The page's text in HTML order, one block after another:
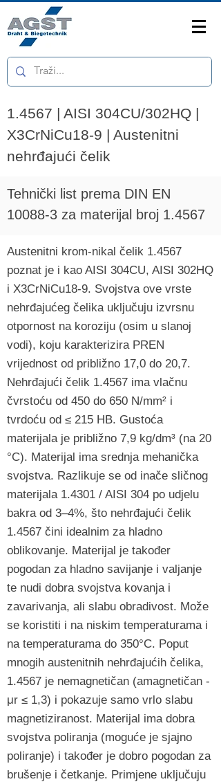
1.4567 | AISI 304CU/302HQ |
X3CrNiCu18-9 | Austenitni
nehrđajući čelik
Tehnički list prema DIN EN
10088-3 za materijal broj 1.4567
Austenitni krom-nikal čelik 1.4567
poznat je i kao AISI 304CU, AISI 302HQ
i X3CrNiCu18-9. Svojstva ove vrste
nehrđajućeg čelika uključuju izvrsnu
otpornost na koroziju (osim u slanoj
vodi), koju karakterizira PREN
vrijednost od približno 17,0 do 20,7.
Nehrđajući čelik 1.4567 ima vlačnu
čvrstoću od 450 do 650 N/mm² i
tvrdoću od ≤ 215 HB. Gustoća
materijala je približno 7,9 kg/dm³ (na 20
°C). Materijal ima srednja mehanička
svojstva. Razlikuje se od inače sličnog
materijala 1.4301 / AISI 304 po udjelu
bakra od 3–4%, što nehrđajući čelik
1.4567 čini idealnim za hladno
oblikovanje. Materijal je također
pogodan za hladno savijanje i valjanje
te nudi dobra svojstva kovanja i
zavarivanja, ali slabu obradivost. Može
se koristiti i na niskim temperaturama i
na temperaturama do 350°C. Poput
mnogih austenitnih nehrđajućih čelika,
1.4567 je nemagnetičan (amagnetičan -
μr ≤ 1,3) i pokazuje samo vrlo slabu
magnetiziranost. Materijal ima dobra
svojstva poliranja (moguće je sjajno
poliranje) i također je dobro pogodan za
brušenje i četkanje. Primjene uključuju